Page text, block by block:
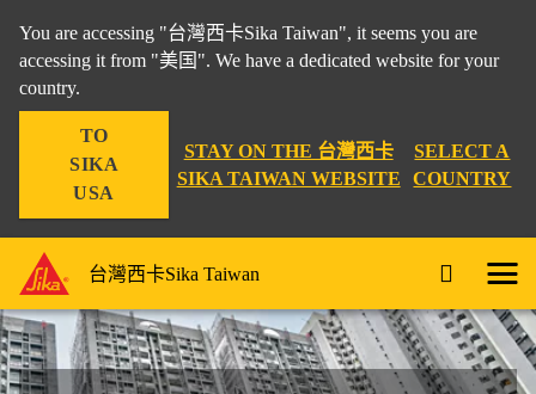
You are accessing "台灣西卡Sika Taiwan", it seems you are
accessing it from "美国". We have a dedicated website for your
country.
TO
SIKA
USA
STAY ON THE 台灣西卡
SIKA TAIWAN WEBSITE
SELECT A
COUNTRY
台灣西卡Sika Taiwan